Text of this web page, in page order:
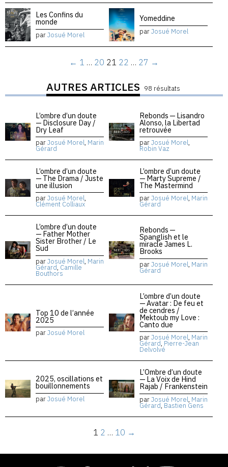
Les Confins du
monde
parJosué Morel
Yomeddine
parJosué Morel
← 1 … 20 21 22 … 27 →
AUTRES ARTICLES 98 résultats
L’ombre d’un doute
— Disclosure Day /
Dry Leaf
parJosué Morel, Marin
Gérard
Rebonds — Lisandro
Alonso, la Libertad
retrouvée
parJosué Morel,
Robin Vaz
L’ombre d’un doute
— The Drama / Juste
une illusion
parJosué Morel,
Clément Colliaux
L’ombre d’un doute
— Marty Supreme /
The Mastermind
parJosué Morel, Marin
Gérard
L’ombre d’un doute
— Father Mother
Sister Brother / Le
Sud
parJosué Morel, Marin
Gérard, Camille
Bouthors
Rebonds —
Spanglish et le
miracle James L.
Brooks
parJosué Morel, Marin
Gérard
Top 10 de l’année
2025
parJosué Morel
L’ombre d’un doute
— Avatar : De feu et
de cendres /
Mektoub my Love :
Canto due
parJosué Morel, Marin
Gérard, Pierre-Jean
Delvolvé
2025, oscillations et
bouillonnements
parJosué Morel
L’Ombre d’un doute
— La Voix de Hind
Rajab / Frankenstein
parJosué Morel, Marin
Gérard, Bastien Gens
1 2 … 10 →